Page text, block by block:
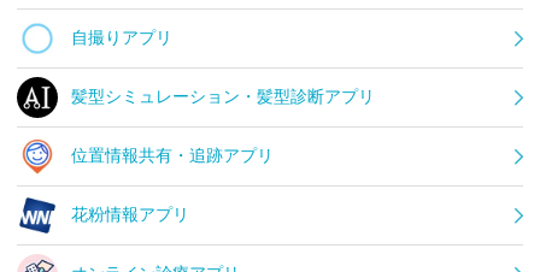
自撮りアプリ
髪型シミュレーション・髪型診断アプリ
位置情報共有・追跡アプリ
花粉情報アプリ